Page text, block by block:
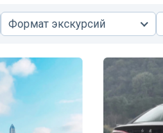
Формат экскурсий